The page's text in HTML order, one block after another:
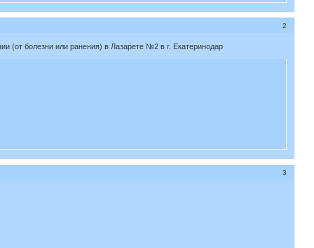
2
(от болезни или ранения) в Лазарете №2 в г. Екатеринодар
3